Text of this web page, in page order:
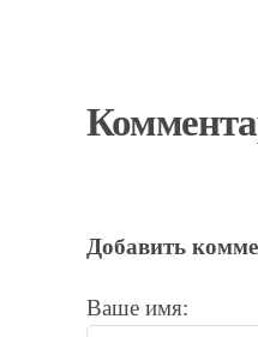
Добавить
Ваше имя: